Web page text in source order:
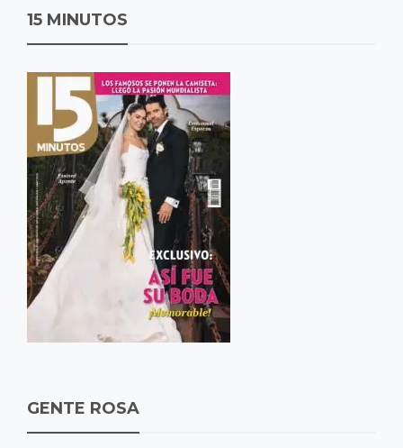
15 MINUTOS
GENTE ROSA